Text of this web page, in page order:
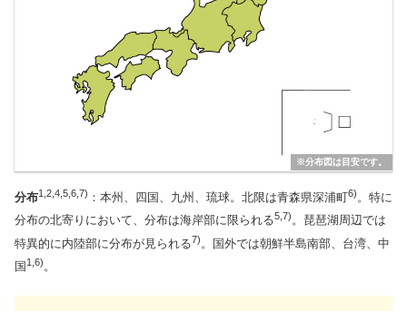
※分布図は目安です。
分布1,2,4,5,6,7) ：本州、四国、九州、琉球。北限は青森県深浦町6)。特に
分布の北寄りにおいて、分布は海岸部に限られる5,7)。琵琶湖周辺では
特異的に内陸部に分布が見られる7)。国外では朝鮮半島南部、台湾、中
国 1,6)。